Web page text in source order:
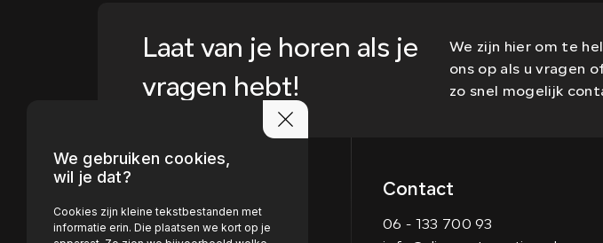
Laat van je horen als je
vragen hebt!
We zijn hier om te
ons op als u vragen
zo snel mogelijk
Contact
06 - 133 700 93
We gebruiken cookies,
wil je dat?
Cookies zijn kleine tekstbestanden met
informatie erin. Die plaatsen we kort op je